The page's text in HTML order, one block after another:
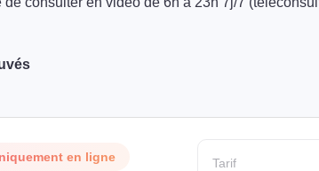
en ligne
Tarif